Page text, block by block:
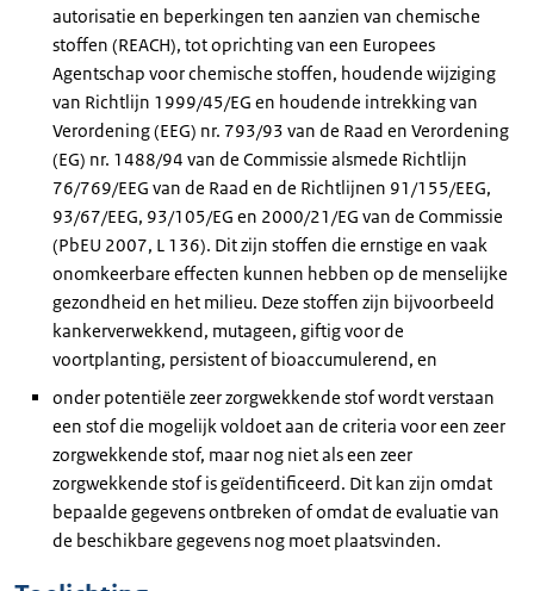
autorisatie en beperkingen ten aanzien van chemische
stoffen (REACH), tot oprichting van een Europees
Agentschap voor chemische stoffen, houdende wijziging
van Richtlijn 1999/45/EG en houdende intrekking van
Verordening (EEG) nr. 793/93 van de Raad en Verordening
(EG) nr. 1488/94 van de Commissie alsmede Richtlijn
76/769/EEG van de Raad en de Richtlijnen 91/155/EEG,
93/67/EEG, 93/105/EG en 2000/21/EG van de Commissie
(PbEU 2007, L 136). Dit zijn stoffen die ernstige en vaak
onomkeerbare effecten kunnen hebben op de menselijke
gezondheid en het milieu. Deze stoffen zijn bijvoorbeeld
kankerverwekkend, mutageen, giftig voor de
voortplanting, persistent of bioaccumulerend, en
onder potentiële zeer zorgwekkende stof wordt verstaan
een stof die mogelijk voldoet aan de criteria voor een zeer
zorgwekkende stof, maar nog niet als een zeer
zorgwekkende stof is geïdentificeerd. Dit kan zijn omdat
bepaalde gegevens ontbreken of omdat de evaluatie van
de beschikbare gegevens nog moet plaatsvinden.